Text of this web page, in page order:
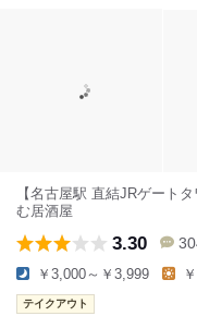
【名古屋駅 直結JRゲート
む居酒屋
3.30
￥3,000～￥3,999
テイクアウト